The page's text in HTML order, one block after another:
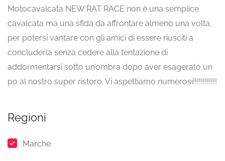
Motocavalcata NEW RAT RACE non è una semplice
cavalcata ma una sfida da affrontare almeno una volta,
per potersi vantare con gli amici di essere riusciti a
concluderla senza cedere alla tentazione di
addormentarsi sotto un’ombra dopo aver esagerato un
po al nostro super ristoro. Vi aspettiamo numerosi!!!!!!!!!!!!
Regioni
Marche